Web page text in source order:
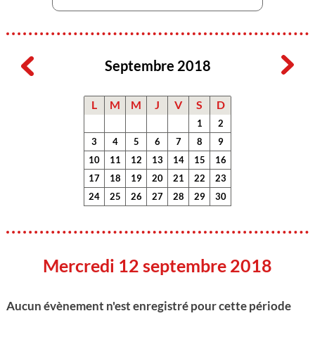
Septembre 2018
L M M J V S D
1
2
3
4 5 6 7 8
9
10
11 12 13 14 15
16
17
18 19 20 21 22
23
24
25 26 27 28 29 30
Mercredi 12 septembre 2018
Aucun évènement n'est enregistré pour cette période